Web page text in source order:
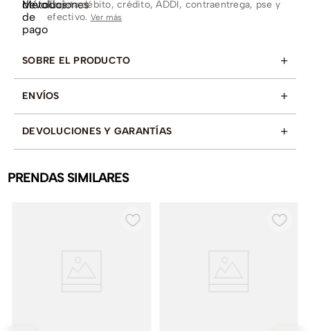
Tarjeta débito, crédito, ADDI, contraentrega, pse y
efectivo. Ver más
SOBRE EL PRODUCTO +
ENVÍOS +
DEVOLUCIONES Y GARANTÍAS +
PRENDAS SIMILARES